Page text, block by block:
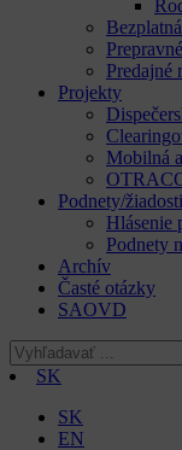
Prepravné
Predajné
Projekty
Mobilná
Podnety/žiadosti
Hlásenie
Podnety
Archív
Časté otázky
SAOVD
SK
SK
EN